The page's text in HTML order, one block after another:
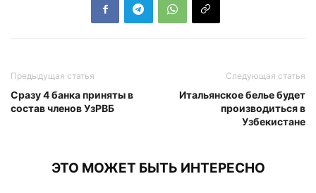
Предыдущая статья
Сразу 4 банка приняты в
состав членов УзРВБ
Следующая статья
Итальянское белье будет
производиться в
Узбекистане
ЭТО МОЖЕТ БЫТЬ ИНТЕРЕСНО